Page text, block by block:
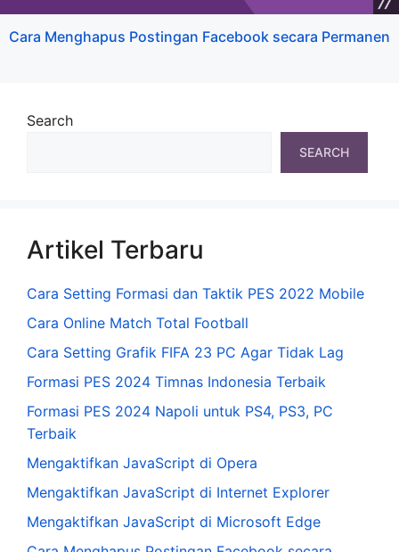
Cara Menghapus Postingan Facebook secara Permanen
Search
SEARCH
Artikel Terbaru
Cara Setting Formasi dan Taktik PES 2022 Mobile
Cara Online Match Total Football
Cara Setting Grafik FIFA 23 PC Agar Tidak Lag
Formasi PES 2024 Timnas Indonesia Terbaik
Formasi PES 2024 Napoli untuk PS4, PS3, PC
Terbaik
Mengaktifkan JavaScript di Opera
Mengaktifkan JavaScript di Internet Explorer
Mengaktifkan JavaScript di Microsoft Edge